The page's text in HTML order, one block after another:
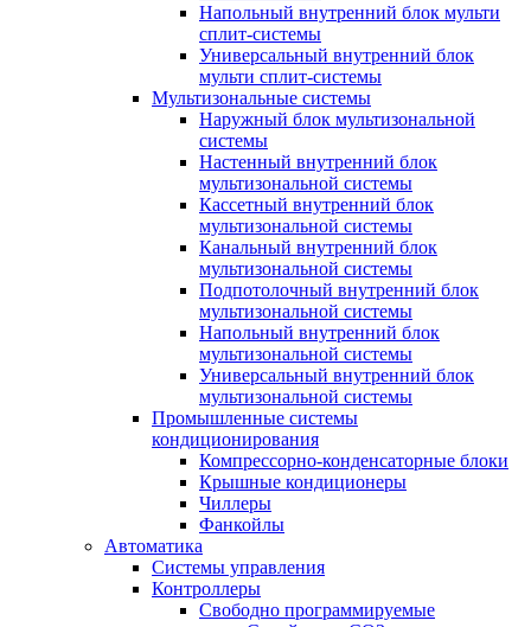
Напольный внутренний блок мульти
сплит-системы
Универсальный внутренний блок
мульти сплит-системы
Мультизональные системы
Наружный блок мультизональной
системы
Настенный внутренний блок
мультизональной системы
Кассетный внутренний блок
мультизональной системы
Канальный внутренний блок
мультизональной системы
Подпотолочный внутренний блок
мультизональной системы
Напольный внутренний блок
мультизональной системы
Универсальный внутренний блок
мультизональной системы
Промышленные системы
кондиционирования
Компрессорно-конденсаторные блоки
Крышные кондиционеры
Чиллеры
Фанкойлы
Автоматика
Системы управления
Контроллеры
Свободно программируемые